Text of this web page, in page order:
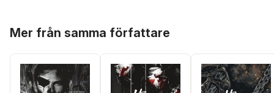
Mer från samma författare